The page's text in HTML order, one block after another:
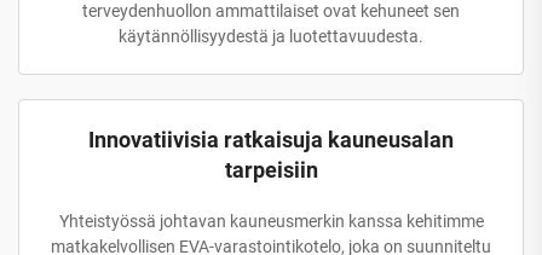
terveydenhuollon ammattilaiset ovat kehuneet sen
käytännöllisyydestä ja luotettavuudesta.
Innovatiivisia ratkaisuja kauneusalan
tarpeisiin
Yhteistyössä johtavan kauneusmerkin kanssa kehitimme
matkakelvollisen EVA-varastointikotelo, joka on suunniteltu